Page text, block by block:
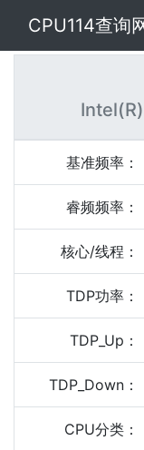
CPU114查询
基准频率：
睿频频率：
核心/线程：
TDP功率：
TDP_Up：
TDP_Down：
CPU分类：